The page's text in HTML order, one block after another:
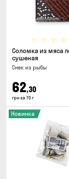
Соломка из мяса
сушеная
Снек из рыбы
62,30
грн за 70 г
Новинка